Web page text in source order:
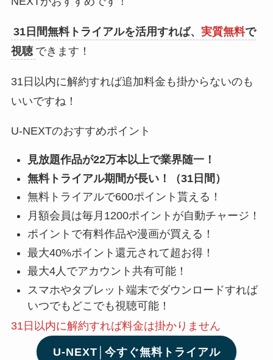
31日間無料トライアルを活用すれば、 実質無料で
視聴 できます！
31日以内に解約すれば追加料金も掛からないのも
いいですね！
U-NEXTのおすすめポイント
見放題作品が22万本以上で業界随一！
無料トライアル期間が長い！（31日間）
無料トライアルで600ポイント貰える！
月額会員は毎月1200ポイントが自動チャージ！
ポイントで有料作品や漫画が買える！
最大40%ポイント還元されて超お得！
最大4人でアカウント共有可能！
スマホやタブレット端末でダウンロードすれば
いつでもどこでも視聴可能！
31日以内に解約すれば料金は掛かりません
U-NEXT│今すぐ無料トライアル